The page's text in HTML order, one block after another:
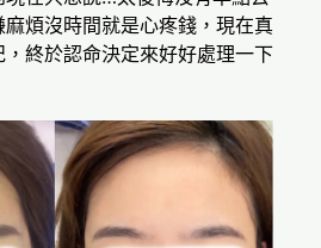
煩沒時間就是心疼錢，現在真
終於認命決定來好好處理一下